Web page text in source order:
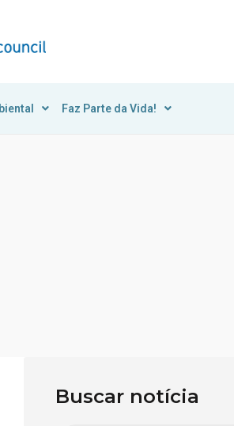
Faz Parte da Vida!
Buscar notícia